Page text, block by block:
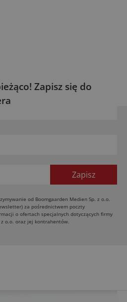
Zapisz się do
od Boomgaarden Medien Sp. z o.o.
za pośrednictwem poczty
o ofertach specjalnych dotyczących firmy
z o.o. oraz jej kontrahentów.